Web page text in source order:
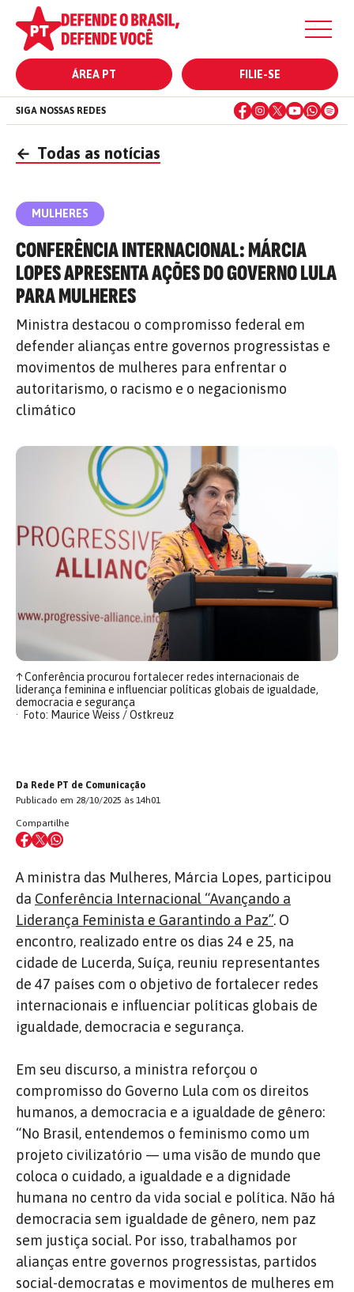
ÁREA PT FILIE-SE
SIGA NOSSAS REDES
← Todas as notícias
MULHERES
CONFERÊNCIA INTERNACIONAL: MÁRCIA
LOPES APRESENTA AÇÕES DO GOVERNO LULA
PARA MULHERES
Ministra destacou o compromisso federal em
defender alianças entre governos progressistas e
movimentos de mulheres para enfrentar o
autoritarismo, o racismo e o negacionismo
climático
↑Conferência procurou fortalecer redes internacionais de
liderança feminina e influenciar políticas globais de igualdade,
democracia e segurança
Foto: Maurice Weiss / Ostkreuz
Da Rede PT de Comunicação
Publicado em 28/10/2025 às 14h01
Compartilhe
A ministra das Mulheres, Márcia Lopes, participou
da Conferência Internacional “Avançando a
Liderança Feminista e Garantindo a Paz”. O
encontro, realizado entre os dias 24 e 25, na
cidade de Lucerda, Suíça, reuniu representantes
de 47 países com o objetivo de fortalecer redes
internacionais e influenciar políticas globais de
igualdade, democracia e segurança.
Em seu discurso, a ministra reforçou o
compromisso do Governo Lula com os direitos
humanos, a democracia e a igualdade de gênero:
“No Brasil, entendemos o feminismo como um
projeto civilizatório — uma visão de mundo que
coloca o cuidado, a igualdade e a dignidade
humana no centro da vida social e política. Não há
democracia sem igualdade de gênero, nem paz
sem justiça social. Por isso, trabalhamos por
alianças entre governos progressistas, partidos
social-democratas e movimentos de mulheres em